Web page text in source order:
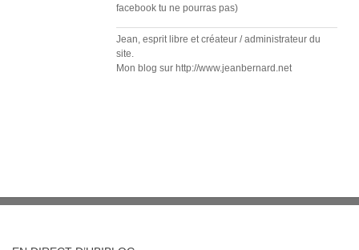
facebook tu ne pourras pas)
Jean, esprit libre et créateur / administrateur du
site.
Mon blog sur http://www.jeanbernard.net